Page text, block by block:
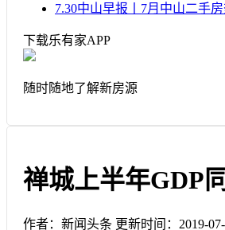
7.30中山早报丨7月中山二手
下载乐有家APP
随时随地了解新房源
禅城上半年GDP
作者：新闻头条 更新时间：2019-